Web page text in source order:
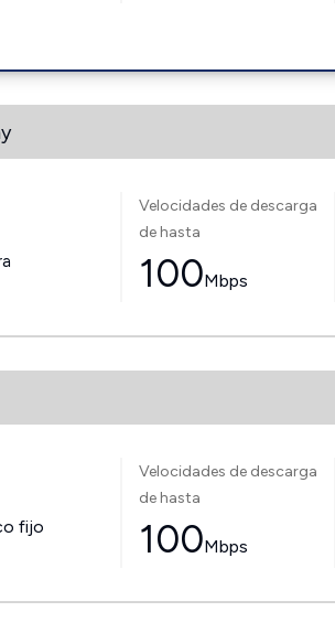
Velocidades de descarga
de hasta
100Mbps
fijo
Velocidades de descarga
de hasta
100Mbps